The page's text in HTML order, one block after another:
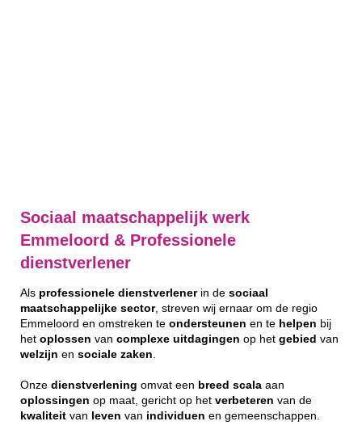
Sociaal maatschappelijk werk
Emmeloord & Professionele
dienstverlener
Als professionele dienstverlenerin de sociaal
maatschappelijke sector, streven wij ernaar om de regio
Emmeloord en omstreken te ondersteunen en te helpen bij
het oplossen van complexe uitdagingen op het gebied van
welzijn en sociale zaken
Onze dienstverlening omvat een breed scala aan
oplossingen op maat, gericht op het verbeteren van de
kwaliteit van leven van individuen en gemeenschappen.